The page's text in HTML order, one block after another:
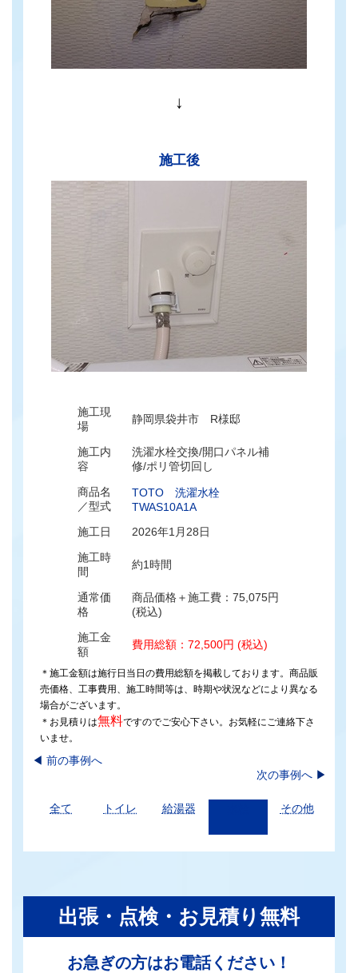
↓
施工後
施工現
場
静岡県袋井市 R様邸
施工内
容
洗濯水栓交換/開口パネル補
修/ポリ管切回し
商品名
／型式
TOTO 洗濯水栓
TWAS10A1A
施工日
2026年1月28日
施工時
間
約1時間
通常価
格
商品価格＋施工費：75,075円
(税込)
施工金
額
費用総額：72,500円 (税込)
＊施工金額は施行日当日の費用総額を掲載しております。商品販
売価格、工事費用、施工時間等は、時期や状況などにより異なる
場合がございます。
＊お見積りは無料ですのでご安心下さい。お気軽にご連絡下さ
いませ。
◀︎ 前の事例へ
次の事例へ ▶
全て トイレ 給湯器 その他
出張・点検・お見積り無料
お急ぎの方はお電話ください！